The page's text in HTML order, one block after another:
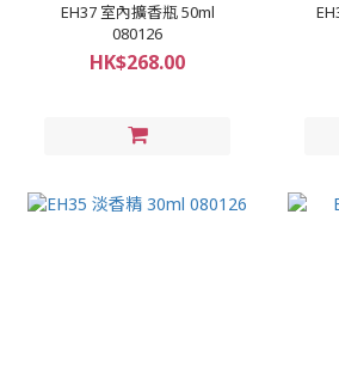
EH37 室內擴香瓶 50ml
080126
HK$268.00